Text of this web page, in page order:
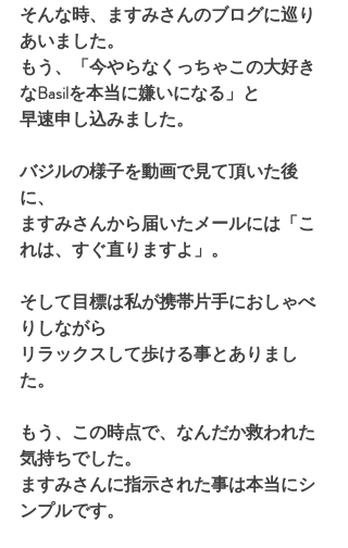
そんな時、ますみさんのブログに巡り
あいました。
もう、「今やらなくっちゃこの大好き
なBasilを本当に嫌いになる」と
早速申し込みました。
バジルの様子を動画で見て頂いた後
に、
ますみさんから届いたメールには「こ
れは、すぐ直りますよ」。
そして目標は私が携帯片手におしゃべ
りしながら
リラックスして歩ける事とありまし
た。
もう、この時点で、なんだか救われた
気持ちでした。
ますみさんに指示された事は本当にシ
ンプルです。